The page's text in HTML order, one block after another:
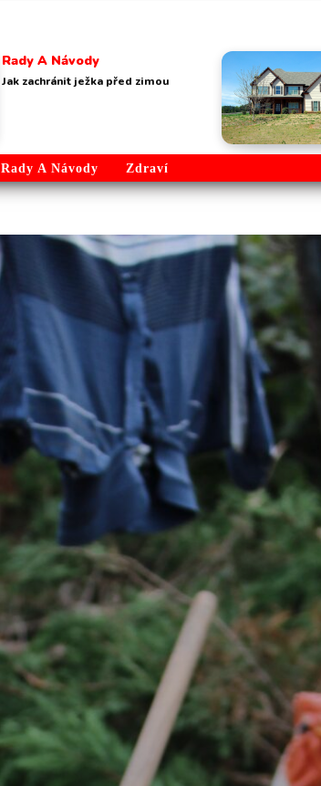
Rady A Návody
Jak zachránit ježka před zimou
Rady A Návody Zdraví